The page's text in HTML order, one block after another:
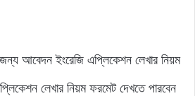
আবেদন ইংরেজি এপ্লিকেশন লেখার নিয়ম
লেখার নিয়ম ফরমেট দেখতে পারবেন